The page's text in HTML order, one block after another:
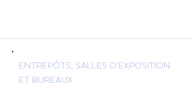
ENTREPÔTS, SALLES D'EXPOSITION
ET BUREAUX